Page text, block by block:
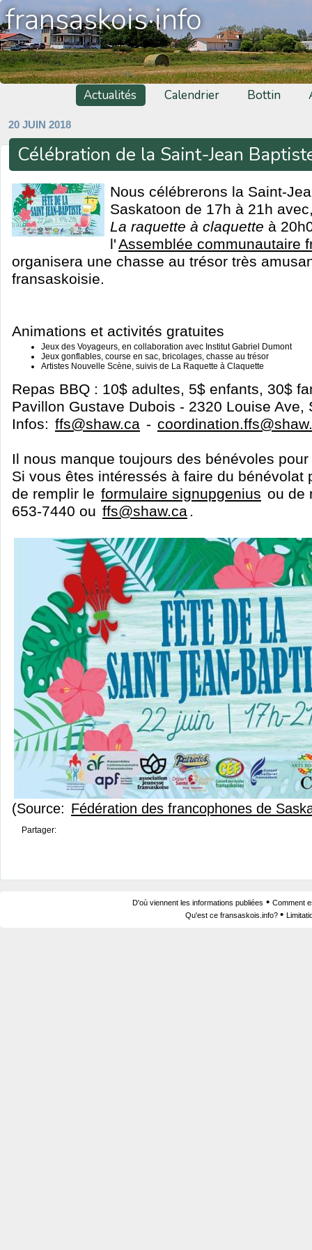
fransaskois·info
Actualités Calendrier Bottin
20 JUIN 2018
Célébration de la Saint-Jean
Nous célébrerons la Saint-
Saskatoon de 17h à 21h
La raquette à claquette à
l'Assemblée communautaire
organisera une chasse au trésor très
fransaskoisie.
Animations et activités gratuites
Jeux des Voyageurs, en collaboration avec Institut Gabriel Dumont
Jeux gonflables, course en sac, bricolages, chasse au trésor
Artistes Nouvelle Scène, suivis de La Raquette à Claquette
Repas BBQ : 10$ adultes, 5$ enfants, 30$
Pavillon Gustave Dubois - 2320 Louise Ave,
Infos: ffs@shaw.ca -
Il nous manque toujours des bénévoles
Si vous êtes intéressés à faire du bénévolat
de remplir le formulaire signupgenius ou de
653-7440 ou ffs@shaw.ca .
(Source: Fédération des francophones de
Partager:
D'où viennent les informations publiées • Comment
Qu'est ce fransaskois.info? •